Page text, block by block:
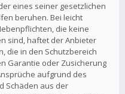
eines seiner gesetzlichen
beruhen. Bei leicht
die keine
sind, haftet der Anbieter
die in den Schutzbereich
Garantie oder Zusicherung
aufgrund des
Schäden aus der